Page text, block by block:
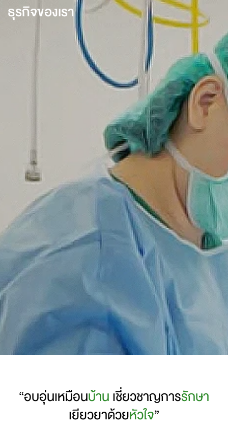
ธุรกิจของเรา
“อบอุ่นเหมือนบ้านเชี่ยวชาญการรักษา
เยียวยาด้วยหัวใจ”